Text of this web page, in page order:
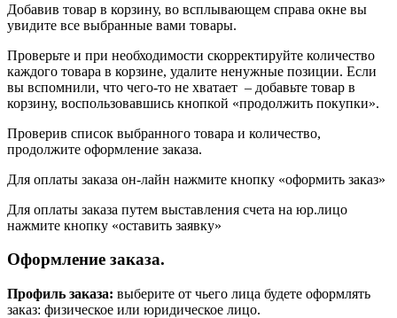
Добавив товар в корзину, во всплывающем справа окне вы
увидите все выбранные вами товары.
Проверьте и при необходимости скорректируйте количество
каждого товара в корзине, удалите ненужные позиции. Если
вы вспомнили, что чего-то не хватает – добавьте товар в
корзину, воспользовавшись кнопкой «продолжить покупки».
Проверив список выбранного товара и количество,
продолжите оформление заказа.
Для оплаты заказа он-лайн нажмите кнопку «оформить заказ»
Для оплаты заказа путем выставления счета на юр.лицо
нажмите кнопку «оставить заявку»
Оформление заказа.
Профиль заказа: выберите от чьего лица будете оформлять
заказ: физическое или юридическое лицо.